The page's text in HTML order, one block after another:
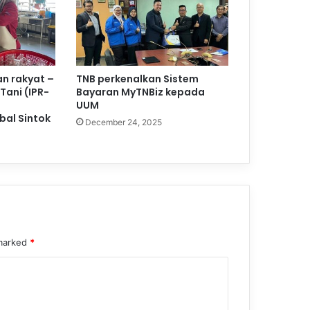
rakyat –
(IPR-
Sintok
TNB perkenalkan Sistem
Bayaran MyTNBiz kepada
UUM
December 24, 2025
*